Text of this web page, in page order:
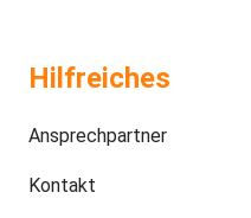
Hilfreiches
Ansprechpartner
Kontakt